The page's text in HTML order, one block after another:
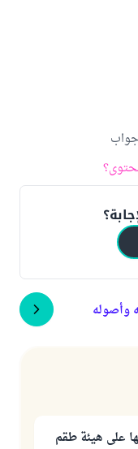
وأصوله
على هيئة طقم